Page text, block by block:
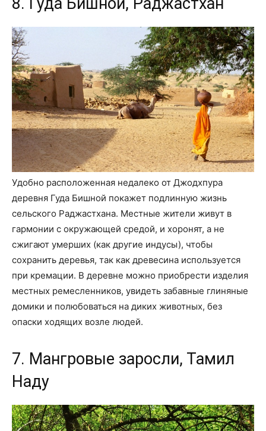
Удобно расположенная недалеко от Джодхпура
деревня Гуда Бишной покажет подлинную жизнь
сельского Раджастхана. Местные жители живут в
гармонии с окружающей средой, и хоронят, а не
сжигают умерших (как другие индусы), чтобы
сохранить деревья, так как древесина используется
при кремации. В деревне можно приобрести изделия
местных ремесленников, увидеть забавные глиняные
домики и полюбоваться на диких животных, без
опаски ходящих возле людей.
7. Мангровые заросли, Тамил
Наду